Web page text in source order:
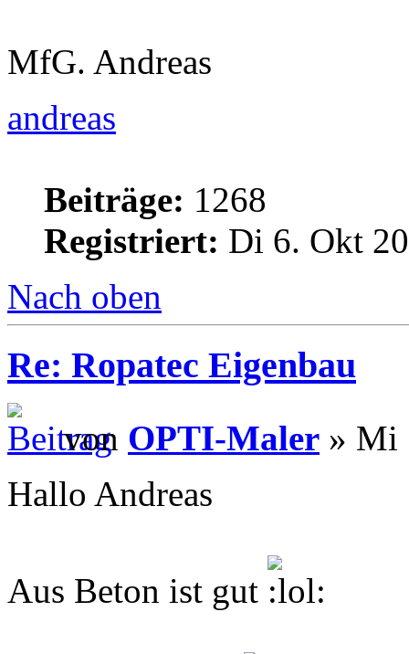
MfG. Andreas
andreas
Beiträge: 1268
Registriert: Di 6. Okt
Nach oben
Re: Ropatec Eigenbau
von OPTI-Maler » Mi
Hallo Andreas
Aus Beton ist gut